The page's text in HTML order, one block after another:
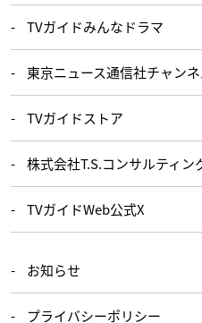
TVガイドみんなドラマ
東京ニュース通信社チャン
TVガイドストア
株式会社T.S.コンサルティン
TVガイドWeb公式X
お知らせ
プライバシーポリシー